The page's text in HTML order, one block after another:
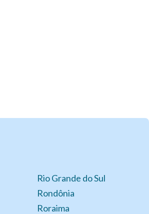
Rio Grande do Sul
Rondônia
Roraima